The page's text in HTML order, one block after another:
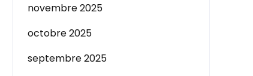
novembre 2025
octobre 2025
septembre 2025